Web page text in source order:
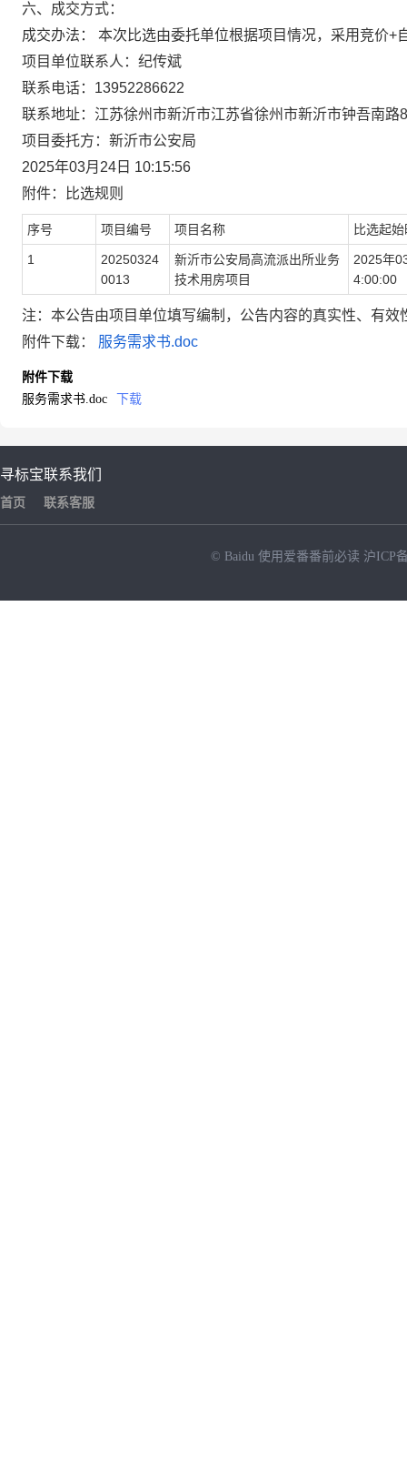
六、成交方式：
成交办法： 本次 比选由委托单位根据项目情况，采用竞价+
项目单位联系人： 纪传斌
联系电话： 13952286622
联系地址： 江苏徐州市新沂市江苏省徐州市新沂市钟吾南路
项目委托方 ： 新沂市公安局
2025年03月24日 10:15:56
附件：
比选规则
序号 项目编号 项目名称 比选起始
1
20250324
0013
新沂市公安局高流派出所业务
技术用房项目
2025年
4:00:00
注：本公告由项目单位填写编制，公告内容的真实性、有
附件下载： 服务需求书.doc
附件下载
服务需求书.doc
下载
寻标宝
首页
联系我们
联系客服
© Baidu 使用爱番番前必读 沪ICP